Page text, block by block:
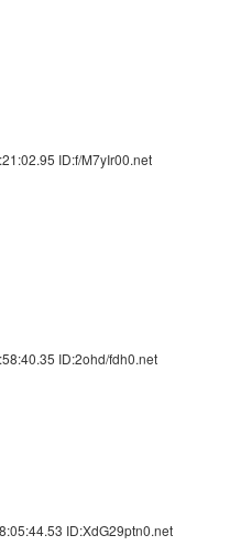
ID:f/M7yIr00.net
ID:2ohd/fdh0.net
ID:XdG29ptn0.net